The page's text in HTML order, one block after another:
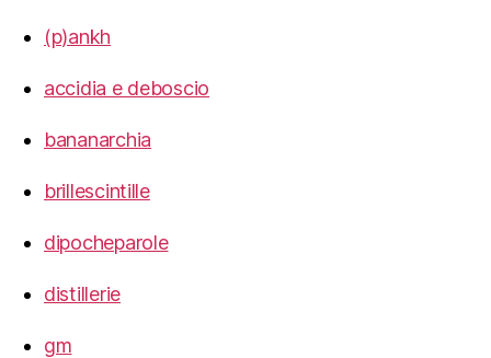
(p)ankh
accidia e deboscio
bananarchia
brillescintille
dipocheparole
distillerie
gm